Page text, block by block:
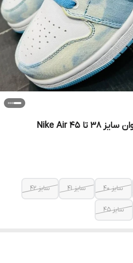
کتونی نایک ایر جردن وان سایز ۳۸ تا ۴۵ Nike Air
سایز ۴۰ سایز ۴۱ سایز ۴۲
سایز ۴۵